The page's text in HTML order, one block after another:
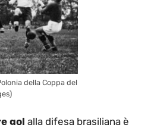
della Coppa del
gol alla difesa brasiliana è